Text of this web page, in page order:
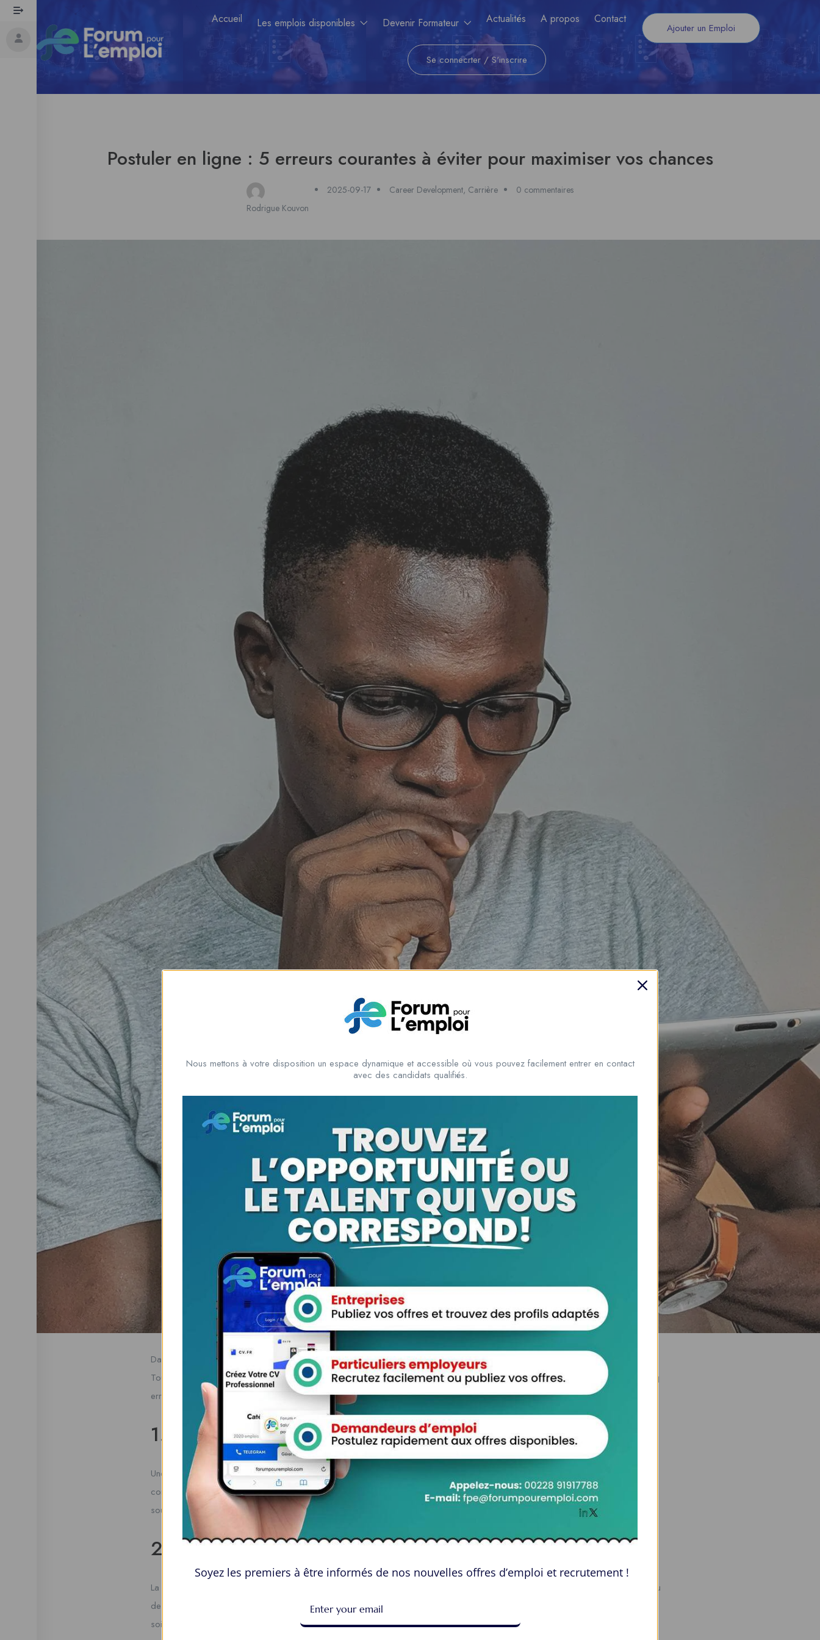
Accueil Les emplois disponibles Devenir Formateur Actualités A propos Contact
Ajouter un Emploi
Se connecrter / S'inscrire
Postuler en ligne : 5 erreurs courantes à éviter pour maximiser vos chances
Rodrigue Kouvon
2025-09-17 Career Development, Carrière 0 commentaires
Dans un monde de plus en plus numérique, postuler en ligne est devenu une pratique standard pour les chercheurs d’emploi.
Toutefois, de nombreux candidats commettent des erreurs qui peuvent diminuer leurs chances de succès. Cet article examiné cinq
erreurs courantes à éviter lorsque vous postulez en ligne afin de maximiser vos chances d’obtenir le poste souhaité.
1. Négliger la personnalisation de votre candidature
Une candidature générique est l’une des erreurs les plus courantes lors d’une candidature en ligne. Chaque emploi exige des
compétences spécifiques et une approche personnalisée. Prenez le temps d’adapter votre CV et votre lettre de motivation pour
souligner les expériences et compétences pertinentes pour le poste.
2. Oublier de relire votre contenu
La précipitation dans le processus de candidature peut vous amener à envoyer des documents truffés de fautes d’orthographe ou
de grammaire. Avant de soumettre vos candidatures, assurez-vous de relire attentivement tout votre contenu. Une présentation
soignée et professionnelle est essentielle pour captiver les recruteurs.
Nous mettons à votre disposition un espace dynamique et accessible où vous pouvez facilement entrer en contact
avec des candidats qualifiés.
Soyez les premiers à être informés de nos nouvelles offres d’emploi et recrutement !